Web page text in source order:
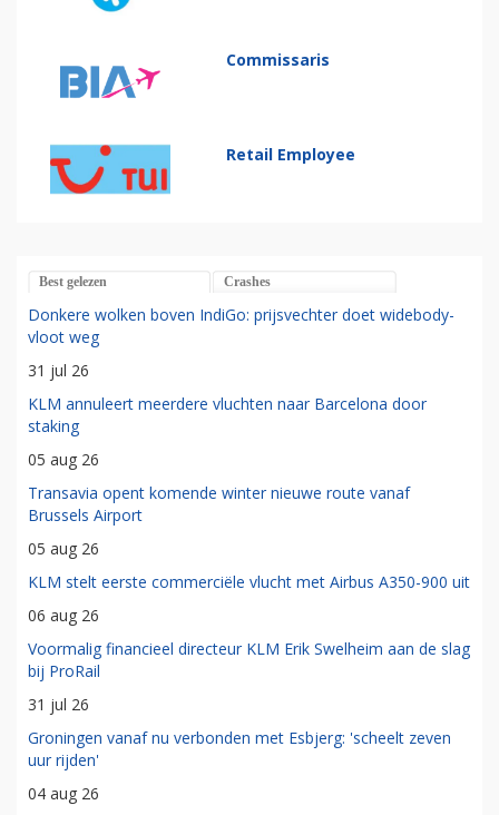
Commissaris
Retail Employee
Best gelezen Crashes
Donkere wolken boven IndiGo: prijsvechter doet widebody-
vloot weg
31 jul 26
KLM annuleert meerdere vluchten naar Barcelona door
staking
05 aug 26
Transavia opent komende winter nieuwe route vanaf
Brussels Airport
05 aug 26
KLM stelt eerste commerciële vlucht met Airbus A350-900 uit
06 aug 26
Voormalig financieel directeur KLM Erik Swelheim aan de slag
bij ProRail
31 jul 26
Groningen vanaf nu verbonden met Esbjerg: 'scheelt zeven
uur rijden'
04 aug 26